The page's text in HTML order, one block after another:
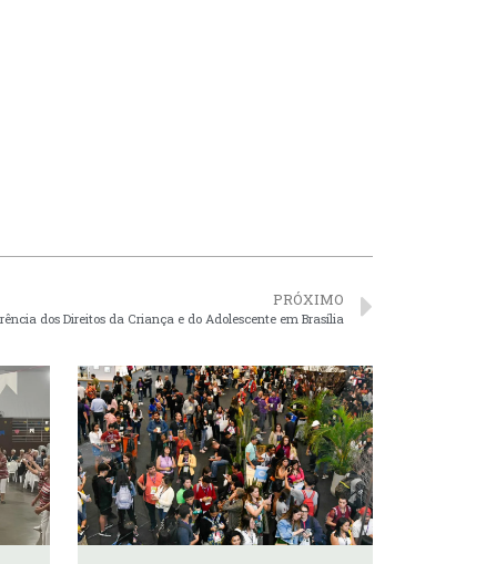
PRÓXIMO
dos Direitos da Criança e do Adolescente em Brasília